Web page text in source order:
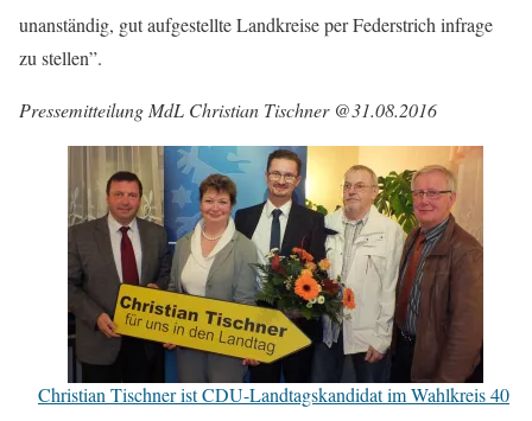
unanständig, gut aufgestellte Landkreise per Federstrich infrage
zu stellen”.
Pressemitteilung MdL Christian Tischner @31.08.2016
Christian Tischner ist CDU-Landtagskandidat im Wahlkreis 40